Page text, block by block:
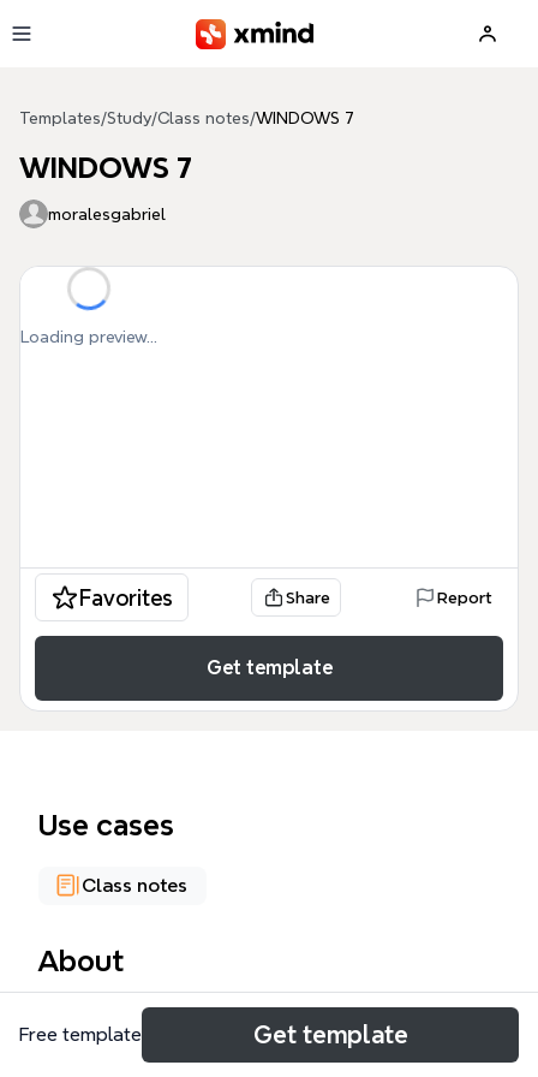
Templates/Study/Class notes/WINDOWS 7
WINDOWS 7
moralesgabriel
Loading preview...
Favorites Share Report
Get template
Use cases
Class notes
About
Windows 7 mind map template cubre las principales
novedades, cambios en la interfaz y herramientas
Free template Get template